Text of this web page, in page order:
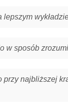
lepszym
w sposób
przy najbliższej